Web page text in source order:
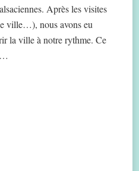
Après les visites
ville…), nous avons eu
la ville à notre rythme. Ce
…